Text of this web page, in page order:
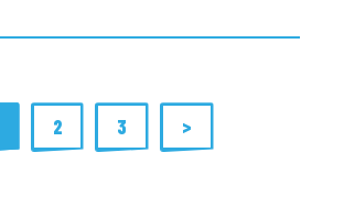
2 3 >